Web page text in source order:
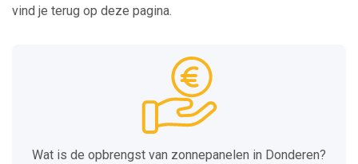
vind je terug op deze pagina.
Wat is de opbrengst van zonnepanelen in Donderen?